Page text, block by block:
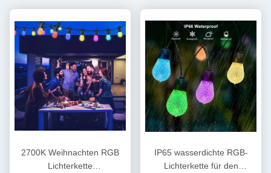
2700K Weihnachten RGB
Lichterkette
IP65 wasserdichte RGB-
Lichterkette für den